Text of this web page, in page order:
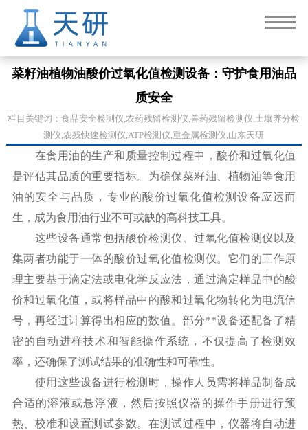
菜籽油植物油酸价过氧化值检测设备：守护食用油品
质安全
栏目关键词：食品安全检测仪,农药残留检测仪,兽药残留检测仪,土壤养分检
测仪,农残快速检测仪,ATP检测仪,重金属检测仪,山东天研
在食用油的生产和质量控制过程中，酸价和过氧化值
是评估其品质的重要指标。为确保菜籽油、植物油等食用
油的安全与品质，专业的酸价过氧化值检测设备应运而
生，成为食用油行业不可或缺的高科技工具。
这些设备通常包括酸价检测仪、过氧化值检测仪以及
集两者功能于一体的酸价过氧化值检测仪。它们的工作原
理主要基于滴定法或电化学反应法，通过滴定样品中的酸
价和过氧化值，或将样品中的酸和过氧化物转化为电流信
号，再经过计算得出相应的数值。部分**设备还配备了精
密的自动进样技术和智能操作系统，不仅提高了检测效
率，还确保了测试结果的准确性和可靠性。
使用这些设备进行检测时，操作人员需将样品制备成
合适的溶液或悬浮液，然后按照仪器的操作手册进行预
热、校准和设置测试参数。在测试过程中，仪器将自动进